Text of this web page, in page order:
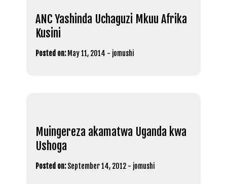
ANC Yashinda Uchaguzi Mkuu Afrika
Kusini
Posted on: May 11, 2014 - jomushi
Muingereza akamatwa Uganda kwa
Ushoga
Posted on: September 14, 2012 - jomushi